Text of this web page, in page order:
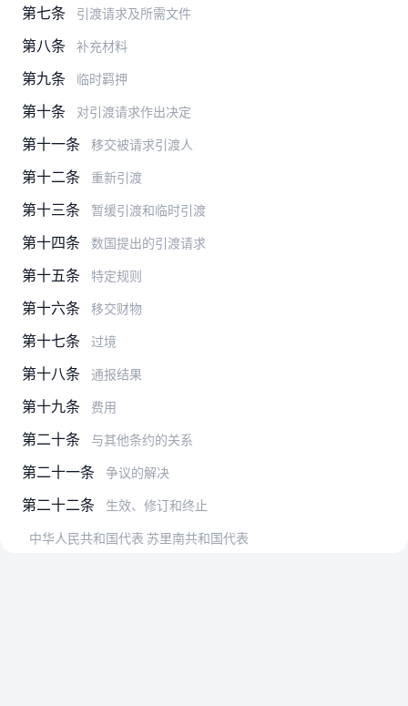
第七条 引渡请求及所需文件
第八条 补充材料
第九条 临时羁押
第十条 对引渡请求作出决定
第十一条 移交被请求引渡人
第十二条 重新引渡
第十三条 暂缓引渡和临时引渡
第十四条 数国提出的引渡请求
第十五条 特定规则
第十六条 移交财物
第十七条 过境
第十八条 通报结果
第十九条 费用
第二十条 与其他条约的关系
第二十一条 争议的解决
第二十二条
生效、修订和终止
中华人民共和国代表 苏里南共和国代表